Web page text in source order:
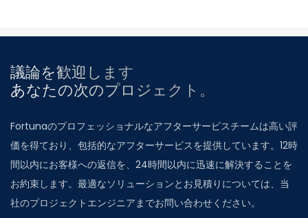
議論を歓迎します
あなたの次のプロジェクト。
Fortunaのプロフェッショナルなアフターサービスチームは高い評
価を得ており、包括的なアフターサービスを提供しています。12時
間以内にお客様への返信を、24時間以内に迅速に解決することを
お約束します。最適なソリューションとお見積りについては、当
社のプロジェクトエンジニアまでお問い合わせください。